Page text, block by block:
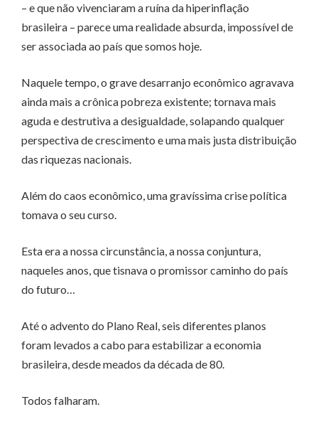
– e que não vivenciaram a ruína da hiperinflação
brasileira – parece uma realidade absurda, impossível de
ser associada ao país que somos hoje.
Naquele tempo, o grave desarranjo econômico agravava
ainda mais a crônica pobreza existente; tornava mais
aguda e destrutiva a desigualdade, solapando qualquer
perspectiva de crescimento e uma mais justa distribuição
das riquezas nacionais.
Além do caos econômico, uma gravíssima crise política
tomava o seu curso.
Esta era a nossa circunstância, a nossa conjuntura,
naqueles anos, que tisnava o promissor caminho do país
do futuro…
Até o advento do Plano Real, seis diferentes planos
foram levados a cabo para estabilizar a economia
brasileira, desde meados da década de 80.
Todos falharam.